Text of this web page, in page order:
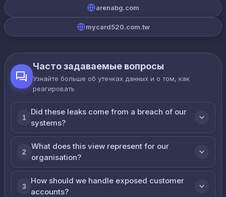
arenabg.com
mycard520.com.tw
Часто задаваемые вопросы
Узнайте больше об утечках данных и о том, как
реагировать
1
Did these leaks come from a breach of our
systems?
2
What does this view represent for our
organisation?
3
How should we handle exposed customer
accounts?